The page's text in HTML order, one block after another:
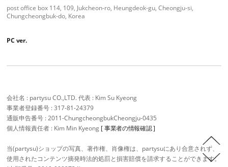
post office box 114, 109, Jukcheon-ro, Heungdeok-gu, Cheongju-si,
Chungcheongbuk-do, Korea
PC ver.
会社名 : partysu CO.,LTD. 代表 : Kim Su Kyeong
事業者登録番号 : 317-81-24379
通販申告番号 : 2011-ChungcheongbukCheongju-0435
個人情報責任者 : Kim Min Kyeong [ 事業者の情報確認 ]
当(partysu)ショップの写真、著作権、肖像権は、partysuにあり合意されず、
使用されたコンテンツ摘発時法的処罰と損害賠償を請求することができます。